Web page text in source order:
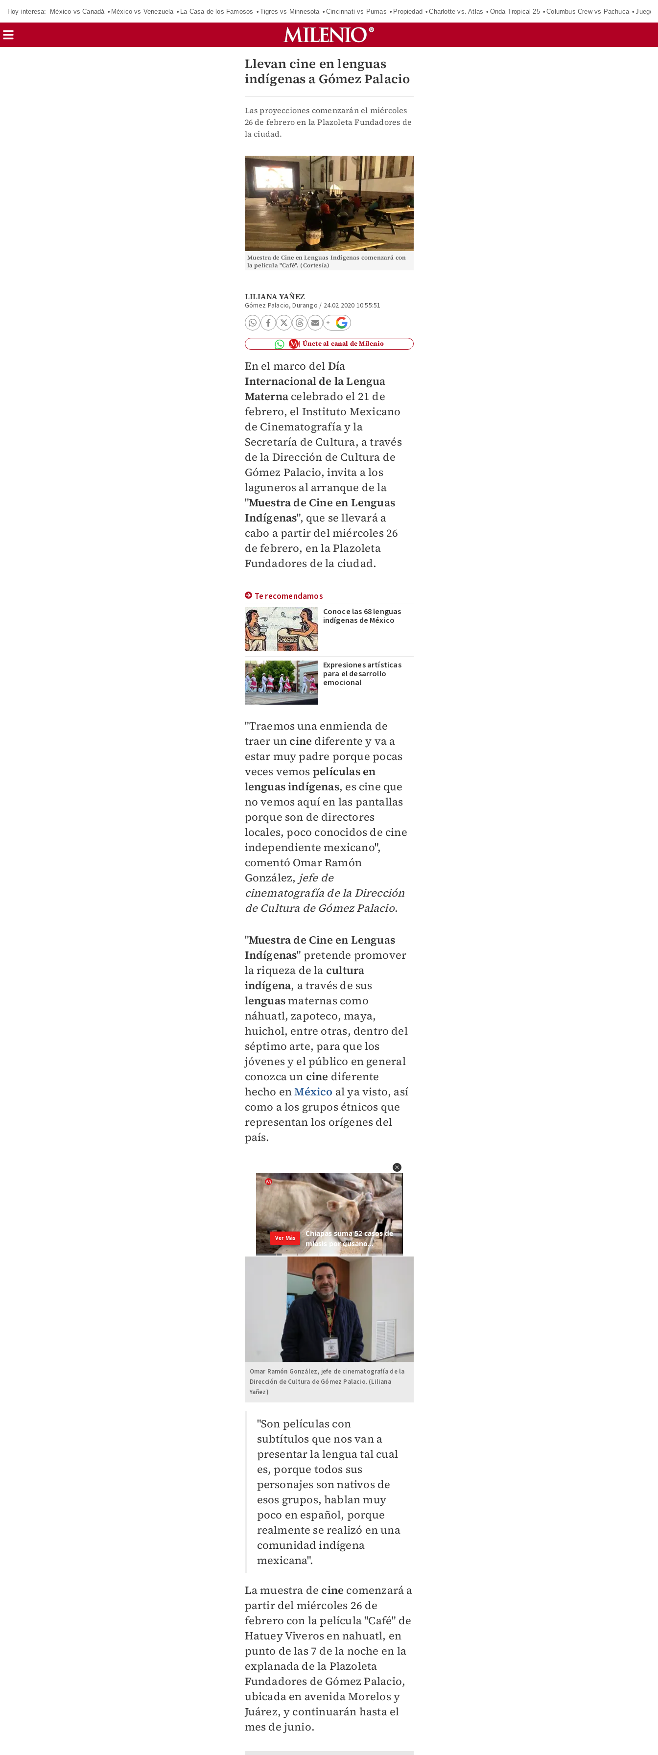
Hoy interesa: México vs Canadá México vs Venezuela La Casa de los Famosos Tigres vs Minnesota Cincinnati vs Pumas Propiedad Charlotte vs. Atlas Onda Tropical 25 Columbus Crew vs Pachuca
Llevan cine en lenguas
indígenas a Gómez Palacio
Las proyecciones comenzarán el miércoles
26 de febrero en la Plazoleta Fundadores de
la ciudad.
Muestra de Cine en Lenguas Indígenas comenzará con
la película "Café". (Cortesía)
LILIANA YAÑEZ
Gómez Palacio, Durango / 24.02.2020 10:55:51
Únete al canal de Milenio
En el marco del Día
Internacional de la Lengua
Maternacelebrado el 21 de
febrero, el Instituto Mexicano
de Cinematografía y la
Secretaría de Cultura, a través
de la Dirección de Cultura de
Gómez Palacio, invita a los
laguneros al arranque de la
"Muestra de Cine en Lenguas
Indígenas", que se llevará a
cabo a partir del miércoles 26
de febrero, en la Plazoleta
Fundadores de la ciudad.
Te recomendamos
Conoce las 68 lenguas
indígenas de México
Expresiones artísticas
para el desarrollo
emocional
"Traemos una enmienda de
traer un cine diferente y va a
estar muy padre porque pocas
veces vemos películas en
lenguas indígenas, es cine que
no vemos aquí en las pantallas
porque son de directores
locales, poco conocidos de cine
independiente mexicano",
comentó Omar Ramón
González, jefe de
cinematografía de la Dirección
de Cultura de Gómez Palacio.
"Muestra de Cine en Lenguas
Indígenas" pretende promover
la riqueza de la cultura
indígena, a través de sus
lenguasmaternas como
náhuatl, zapoteco, maya,
huichol, entre otras, dentro del
séptimo arte, para que los
jóvenes y el público en general
conozca un cine diferente
hecho enMéxico al ya visto, así
como a los grupos étnicos que
representan los orígenes del
país.
Omar Ramón González, jefe de cinematografía de la
Dirección de Cultura de Gómez Palacio. (Liliana
Yañez)
"Son películas con
subtítulos que nos van a
presentar la lengua tal cual
es, porque todos sus
personajes son nativos de
esos grupos, hablan muy
poco en español, porque
realmente se realizó en una
comunidad indígena
mexicana".
La muestra de cine comenzará a
partir del miércoles 26 de
febrero con la película "Café" de
Hatuey Viveros en nahuatl, en
punto de las 7 de la noche en la
explanada de la Plazoleta
Fundadores de Gómez Palacio,
ubicada en avenida Morelos y
Juárez, y continuarán hasta el
mes de junio.